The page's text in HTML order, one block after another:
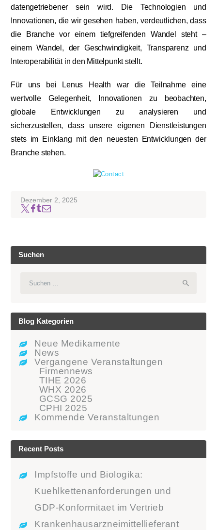
datengetriebener sein wird. Die Technologien und
Innovationen, die wir gesehen haben, verdeutlichen, dass
die Branche vor einem tiefgreifenden Wandel steht –
einem Wandel, der Geschwindigkeit, Transparenz und
Interoperabilität in den Mittelpunkt stellt.
Für uns bei Lenus Health war die Teilnahme eine
wertvolle Gelegenheit, Innovationen zu beobachten,
globale Entwicklungen zu analysieren und
sicherzustellen, dass unsere eigenen Dienstleistungen
stets im Einklang mit den neuesten Entwicklungen der
Branche stehen.
Dezember 2, 2025
Suchen
nach:
Blog Kategorien
Neue Medikamente
News
Vergangene Veranstaltungen
Firmennews
TIHE 2026
WHX 2026
GCSG 2025
CPHI 2025
Kommende Veranstaltungen
Recent Posts
Impfstoffe und Biologika:
Kuehlkettenanforderungen und
GDP-Konformitaet im Vertrieb
Krankenhausarzneimittellieferant